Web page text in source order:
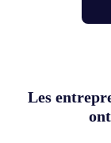
Les